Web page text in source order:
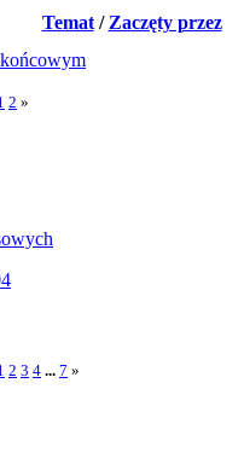
Temat/ Zaczęty przez
2 »
2 3 4 ... 7 »